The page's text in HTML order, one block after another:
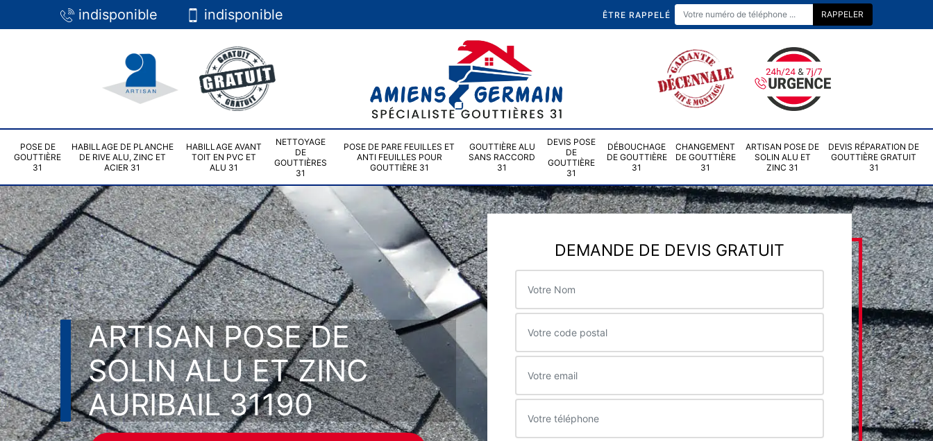
indisponible indisponible ÊTRE RAPPELÉ
POSE DE
GOUTTIÈRE
31
HABILLAGE DE PLANCHE
DE RIVE ALU, ZINC ET
ACIER 31
HABILLAGE AVANT
TOIT EN PVC ET
ALU 31
NETTOYAGE
DE
GOUTTIÈRES
31
POSE DE PARE FEUILLES ET
ANTI FEUILLES POUR
GOUTTIÈRE 31
GOUTTIÈRE ALU
SANS RACCORD
31
DEVIS POSE
DE
GOUTTIÈRE
31
DÉBOUCHAGE
DE GOUTTIÈRE
31
CHANGEMENT
DE GOUTTIÈRE
31
ARTISAN POSE DE
SOLIN ALU ET
ZINC 31
DEVIS RÉPARATION DE
GOUTTIÈRE GRATUIT
31
ARTISAN POSE DE
SOLIN ALU ET ZINC
AURIBAIL 31190
DEMANDE DE DEVIS GRATUIT